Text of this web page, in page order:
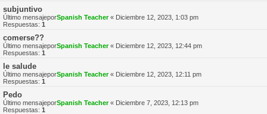
subjuntivo
Último mensajeporSpanish Teacher« Diciembre 12, 2023, 1:03 pm
Respuestas: 1
comerse??
Último mensajeporSpanish Teacher« Diciembre 12, 2023, 12:44 pm
Respuestas: 1
le salude
Último mensajeporSpanish Teacher« Diciembre 12, 2023, 12:11 pm
Respuestas: 1
Pedo
Último mensajeporSpanish Teacher« Diciembre 7, 2023, 12:13 pm
Respuestas: 1